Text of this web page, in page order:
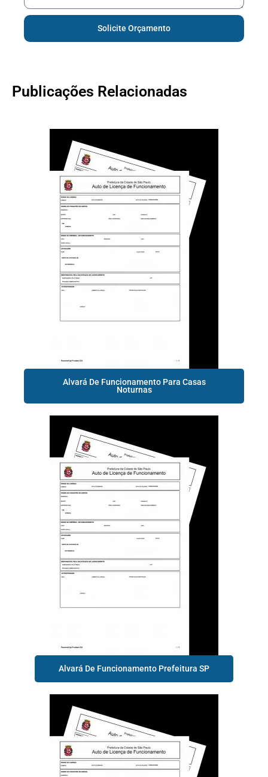
Solicite Orçamento
Publicações Relacionadas
Alvará De Funcionamento Para Casas
Noturnas
Alvará De Funcionamento Prefeitura SP